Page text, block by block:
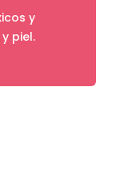
y
piel.